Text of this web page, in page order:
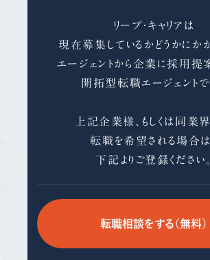
リープ・キャリアは
現在募集しているかどうかにかか
エージェントから企業に採用提
開拓型転職エージェントで
上記企業様、もしくは同業
転職を希望される場合は
下記よりご登録ください。
転職相談をする（無料）